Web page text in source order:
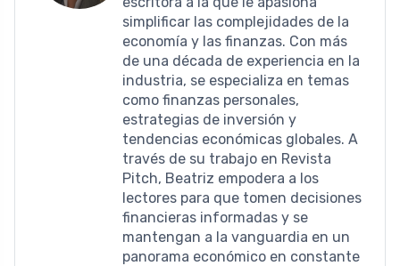
simplificar las complejidades de la
economía y las finanzas. Con más
de una década de experiencia en la
industria, se especializa en temas
como finanzas personales,
estrategias de inversión y
tendencias económicas globales. A
través de su trabajo en Revista
Pitch, Beatriz empodera a los
lectores para que tomen decisiones
financieras informadas y se
mantengan a la vanguardia en un
panorama económico en constante